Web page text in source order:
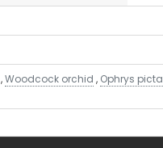
,Woodcock orchid , Ophrys picta